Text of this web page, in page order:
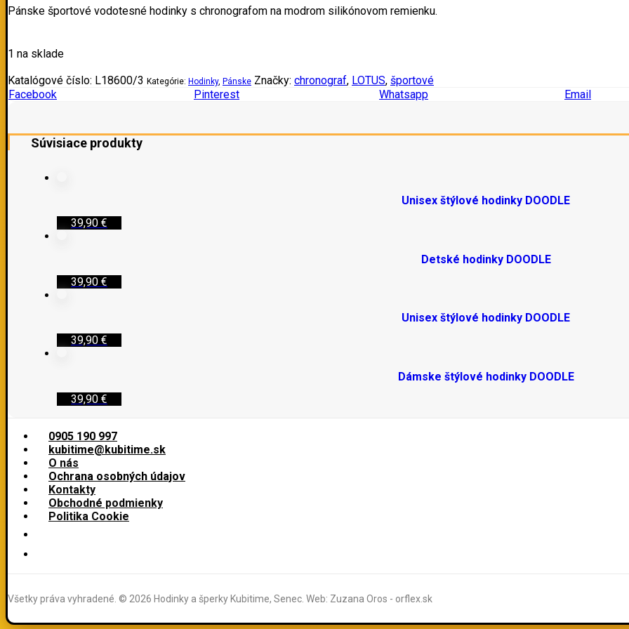
Pánske športové vodotesné hodinky s chronografom na modrom silikónovom remienku.
1 na sklade
Katalógové číslo: L18600/3 Kategórie: Hodinky, Pánske Značky: chronograf, LOTUS, športové
Facebook
Pinterest Whatsapp Email
Súvisiace produkty
Unisex štýlové hodinky DOODLE
39,90 €
Detské hodinky DOODLE
39,90 €
Unisex štýlové hodinky DOODLE
39,90 €
Dámske štýlové hodinky DOODLE
39,90 €
0905 190 997
kubitime@kubitime.sk
O nás
Ochrana osobných údajov
Kontakty
Obchodné podmienky
Politika Cookie
Všetky práva vyhradené. © 2026 Hodinky a šperky Kubitime, Senec. Web: Zuzana Oros - orflex.sk